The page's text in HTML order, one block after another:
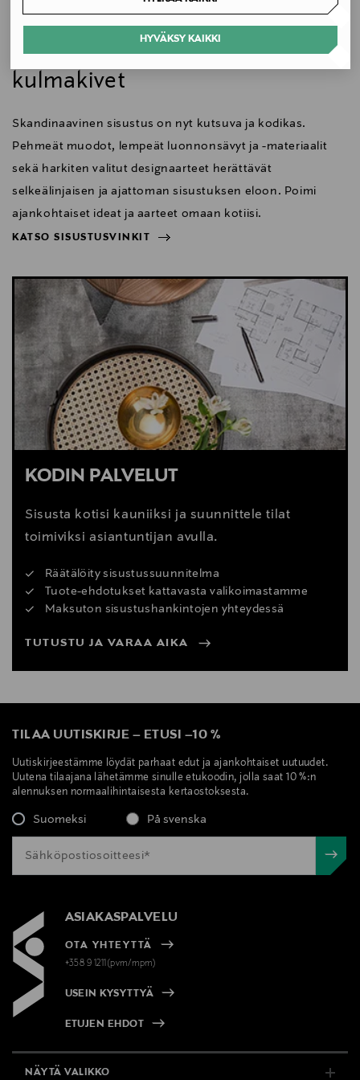
HYVÄKSY KAIKKI
Avainsanat
Ruukku, istutusastia, altakastelu, ruukut ulos, ruukut
sisälle, isot ruukut ulos, espoo, kauniainen, tyylikkäät
ruukut, kierrätysmuovi, ekologinen ruukku,
Koti
Skandinaavisen sisustuksen
kulmakivet
Skandinaavinen sisustus on nyt kutsuva ja kodikas.
Pehmeät muodot, lempeät luonnonsävyt ja -materiaalit
sekä harkiten valitut designaarteet herättävät
selkeälinjaisen ja ajattoman sisustuksen eloon. Poimi
ajankohtaiset ideat ja aarteet omaan kotiisi.
KATSO SISUSTUSVINKIT
KATSO SISUSTUSVINKIT
KODIN PALVELUT
Sisusta kotisi kauniiksi ja suunnittele tilat
toimiviksi asiantuntijan avulla.
Räätälöity sisustussuunnitelma
Tuote-ehdotukset kattavasta valikoimastamme
Maksuton sisustushankintojen yhteydessä
TUTUSTU JA VARAA AIKA
TILAA UUTISKIRJE – ETUSI –10 %
Uutiskirjeestämme löydät parhaat edut ja ajankohtaiset uutuudet.
Uutena tilaajana lähetämme sinulle etukoodin, jolla saat 10 %:n
alennuksen normaalihintaisesta kertaostoksesta.
Suomeksi På svenska
ASIAKASPALVELU
OTA YHTEYTTÄ
+358 9 1211(pvm/mpm)
USEIN KYSYTTYÄ
ETUJEN EHDOT
NÄYTÄ VALIKKO